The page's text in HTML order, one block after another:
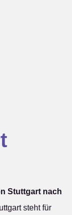
Stuttgart nach
steht für